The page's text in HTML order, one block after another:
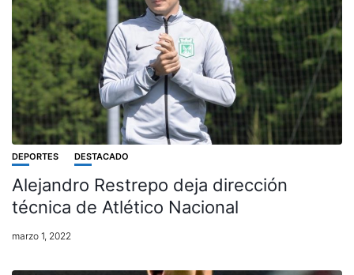
DEPORTES DESTACADO
Alejandro Restrepo deja dirección
técnica de Atlético Nacional
marzo 1, 2022